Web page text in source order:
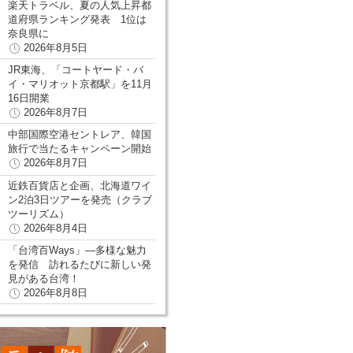
楽天トラベル、夏の人気上昇都
道府県ランキング発表 1位は
奈良県に
2026年8月5日
JR東海、「コートヤード・バ
イ・マリオット京都駅」を11月
16日開業
2026年8月7日
中部国際空港セントレア、韓国
旅行で当たるキャンペーン開始
2026年8月7日
近鉄百貨店と企画、北海道ワイ
ン2泊3日ツアーを発売（クラブ
ツーリズム）
2026年8月4日
「台湾百Ways」―多様な魅力
を発信 訪れるたびに新しい発
見がある台湾！
2026年8月8日